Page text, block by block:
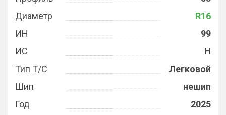
Диаметр
R16
ИН
99
ИС
H
Тип Т/С
Легковой
Шип
нешип
Год
2025